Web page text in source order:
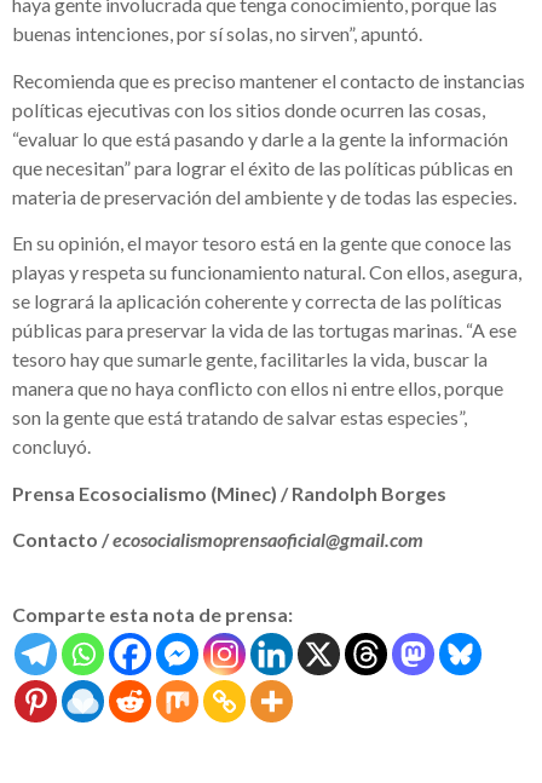
haya gente involucrada que tenga conocimiento, porque las
buenas intenciones, por sí solas, no sirven”, apuntó.
Recomienda que es preciso mantener el contacto de instancias
políticas ejecutivas con los sitios donde ocurren las cosas,
“evaluar lo que está pasando y darle a la gente la información
que necesitan” para lograr el éxito de las políticas públicas en
materia de preservación del ambiente y de todas las especies.
En su opinión, el mayor tesoro está en la gente que conoce las
playas y respeta su funcionamiento natural. Con ellos, asegura,
se logrará la aplicación coherente y correcta de las políticas
públicas para preservar la vida de las tortugas marinas. “A ese
tesoro hay que sumarle gente, facilitarles la vida, buscar la
manera que no haya conflicto con ellos ni entre ellos, porque
son la gente que está tratando de salvar estas especies”,
concluyó.
Prensa Ecosocialismo (Minec) / Randolph Borges
Contacto /ecosocialismoprensaoficial@gmail.com
Comparte esta nota de prensa: